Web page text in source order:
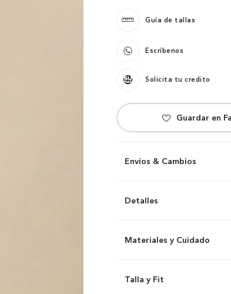
Guía de tallas
Escríbenos
Solicita tu credito
Envíos & Cambios
Detalles
Materiales y Cuidado
Talla y Fit